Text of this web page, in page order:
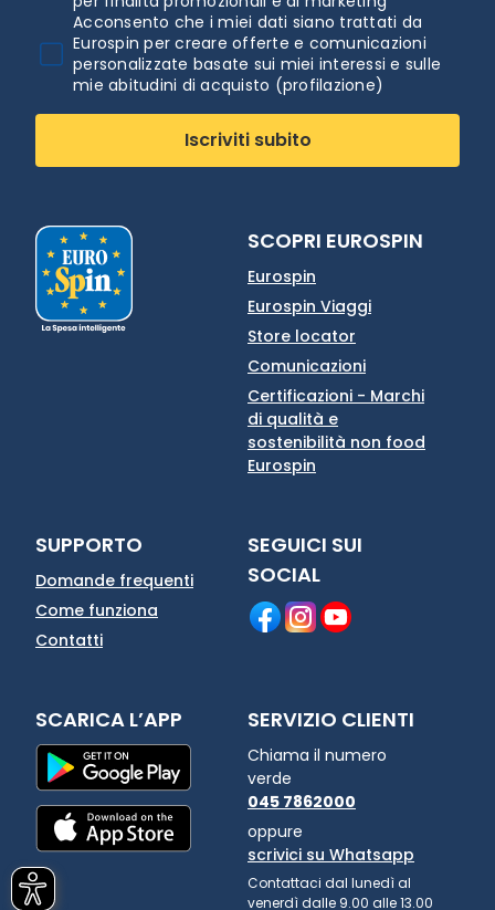
Acconsento che i miei dati siano trattati da
Eurospin per creare offerte e comunicazioni
personalizzate basate sui miei interessi e sulle
mie abitudini di acquisto (profilazione)
Iscriviti subito
SCOPRI EUROSPIN
Eurospin
Eurospin Viaggi
Store locator
Comunicazioni
Certificazioni - Marchi
di qualità e
sostenibilità non food
Eurospin
SUPPORTO
Domande frequenti
Come funziona
Contatti
SEGUICI SUI
SOCIAL
SCARICA L’APP SERVIZIO CLIENTI
Chiama il numero
verde
045 7862000
oppure
scrivici su Whatsapp
Contattaci dal lunedì al
venerdì dalle 9.00 alle 13.00